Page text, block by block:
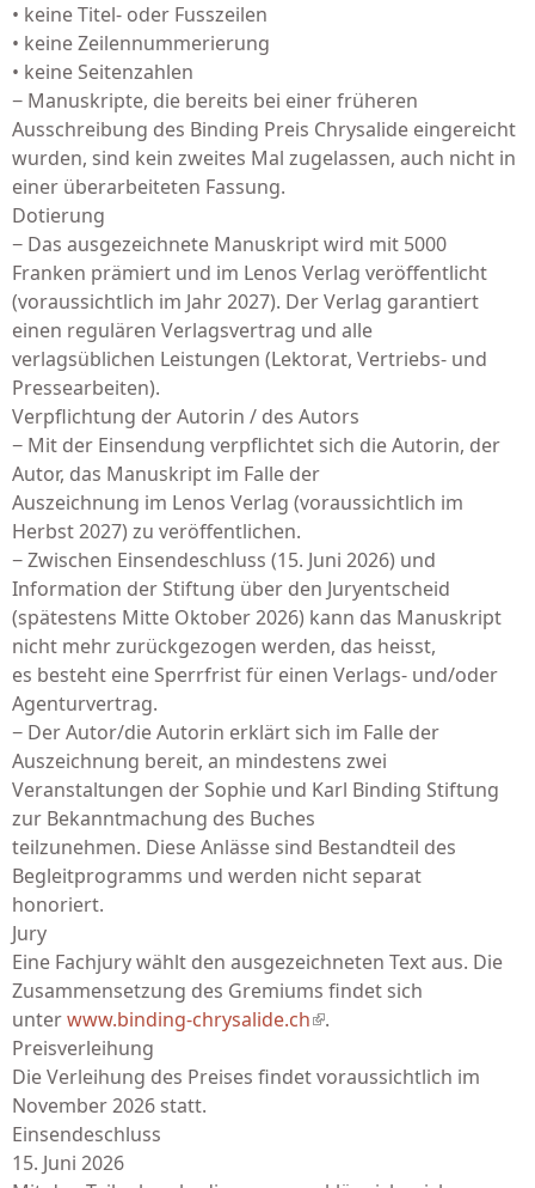
• keine Titel- oder Fusszeilen
• keine Zeilennummerierung
• keine Seitenzahlen
− Manuskripte, die bereits bei einer früheren
Ausschreibung des Binding Preis Chrysalide eingereicht
wurden, sind kein zweites Mal zugelassen, auch nicht in
einer überarbeiteten Fassung.
Dotierung
− Das ausgezeichnete Manuskript wird mit 5000
Franken prämiert und im Lenos Verlag veröffentlicht
(voraussichtlich im Jahr 2027). Der Verlag garantiert
einen regulären Verlagsvertrag und alle
verlagsüblichen Leistungen (Lektorat, Vertriebs- und
Pressearbeiten).
Verpflichtung der Autorin / des Autors
− Mit der Einsendung verpflichtet sich die Autorin, der
Autor, das Manuskript im Falle der
Auszeichnung im Lenos Verlag (voraussichtlich im
Herbst 2027) zu veröffentlichen.
− Zwischen Einsendeschluss (15. Juni 2026) und
Information der Stiftung über den Juryentscheid
(spätestens Mitte Oktober 2026) kann das Manuskript
nicht mehr zurückgezogen werden, das heisst,
es besteht eine Sperrfrist für einen Verlags- und/oder
Agenturvertrag.
− Der Autor/die Autorin erklärt sich im Falle der
Auszeichnung bereit, an mindestens zwei
Veranstaltungen der Sophie und Karl Binding Stiftung
zur Bekanntmachung des Buches
teilzunehmen. Diese Anlässe sind Bestandteil des
Begleitprogramms und werden nicht separat
honoriert.
Jury
Eine Fachjury wählt den ausgezeichneten Text aus. Die
Zusammensetzung des Gremiums findet sich
unterwww.binding-chrysalide.ch(link is external)
.
Preisverleihung
Die Verleihung des Preises findet voraussichtlich im
November 2026 statt.
Einsendeschluss
15. Juni 2026